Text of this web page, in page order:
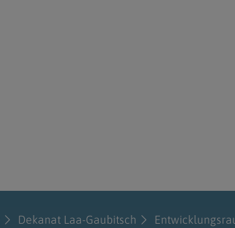
Dekanat Laa-Gaubitsch